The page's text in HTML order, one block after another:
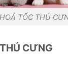
TỐC THÚ
CƯNG